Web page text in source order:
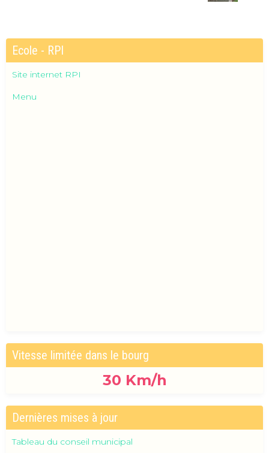
Ecole - RPI
Site internet RPI
Menu
Vitesse limitée dans le bourg
30 Km/h
Dernières mises à jour
Tableau du conseil municipal